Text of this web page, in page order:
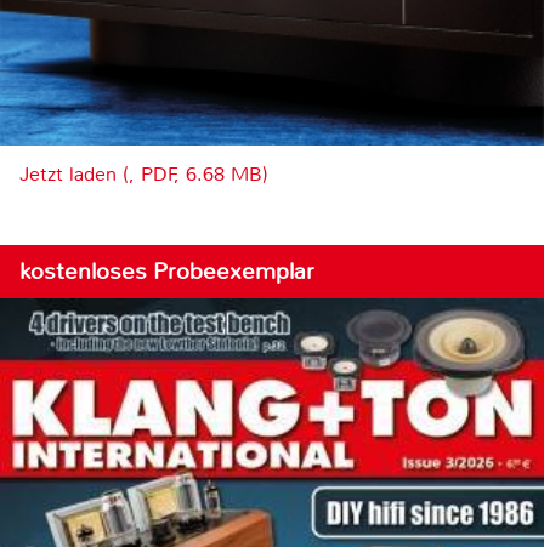
Jetzt laden (, PDF, 6.68 MB)
kostenloses Probeexemplar